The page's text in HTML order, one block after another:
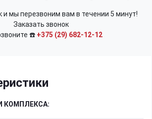
и мы перезвоним вам в течении 5 минут!
Заказать звонок
☎️ +375 (29) 682-12-12
КОМПЛЕКСА: